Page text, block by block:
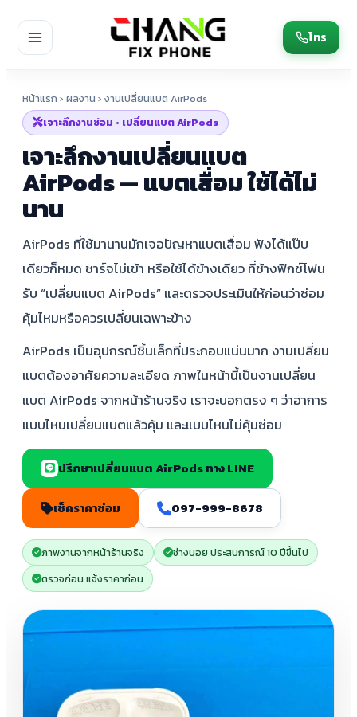
โทร
หน้าแรก › ผลงาน › งานเปลี่ยนแบต AirPods
เจาะลึกงานซ่อม • เปลี่ยนแบต AirPods
เจาะลึกงานเปลี่ยนแบต
AirPods — แบตเสื่อม ใช้ได้ไม่
นาน
AirPods ที่ใช้มานานมักเจอปัญหาแบตเสื่อม ฟังได้แป๊บ
เดียวก็หมด ชาร์จไม่เข้า หรือใช้ได้ข้างเดียว ที่ช้างฟิกซ์โฟน
รับ “เปลี่ยนแบต AirPods” และตรวจประเมินให้ก่อนว่าซ่อม
คุ้มไหมหรือควรเปลี่ยนเฉพาะข้าง
AirPods เป็นอุปกรณ์ชิ้นเล็กที่ประกอบแน่นมาก งานเปลี่ยน
แบตต้องอาศัยความละเอียด ภาพในหน้านี้เป็นงานเปลี่ยน
แบต AirPods จากหน้าร้านจริง เราจะบอกตรง ๆ ว่าอาการ
แบบไหนเปลี่ยนแบตแล้วคุ้ม และแบบไหนไม่คุ้มซ่อม
ปรึกษาเปลี่ยนแบต AirPods ทาง LINE
เช็คราคาซ่อม 097-999-8678
ภาพงานจากหน้าร้านจริง
ช่างบอย ประสบการณ์ 10 ปีขึ้นไป
ตรวจก่อน แจ้งราคาก่อน